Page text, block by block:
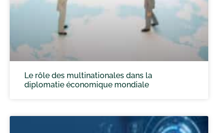
Le rôle des multinationales dans la
diplomatie économique mondiale